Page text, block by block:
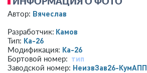
Автор: Вячеслав
Разработчик: Камов
Тип: Ка-26
Модификация: Ка-26
Бортовой номер: тип
Заводской номер: НеизвЗав26-КумАПП